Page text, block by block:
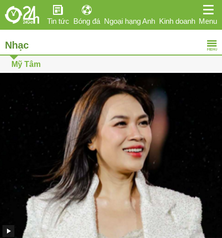
Menu
Tin tức Bóng đá Ngoại hạng Anh Kinh doanh
Phái đẹp
Nhạc
Mỹ Tâm